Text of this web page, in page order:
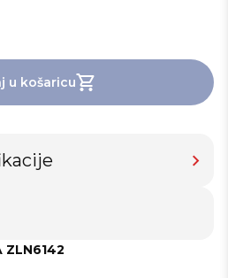
u košaricu
ZLN6142